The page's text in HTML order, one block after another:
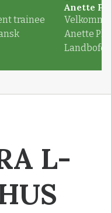
trainee
Anette
Anette
L-